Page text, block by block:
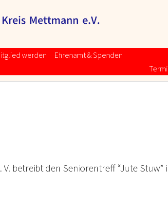
werden
Ehrenamt & Spenden
V. betreibt den Seniorentreff “Jute